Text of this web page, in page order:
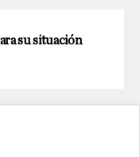
su situación